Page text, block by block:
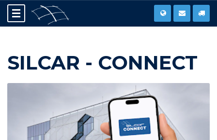
SILCAR - CONNECT